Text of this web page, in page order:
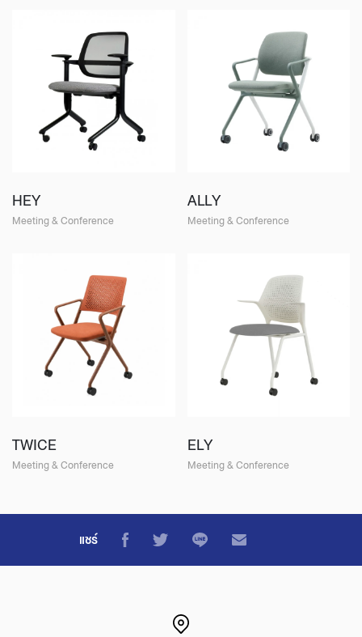
HEY
Meeting & Conference
ALLY
Meeting & Conference
TWICE
Meeting & Conference
ELY
Meeting & Conference
แชร์